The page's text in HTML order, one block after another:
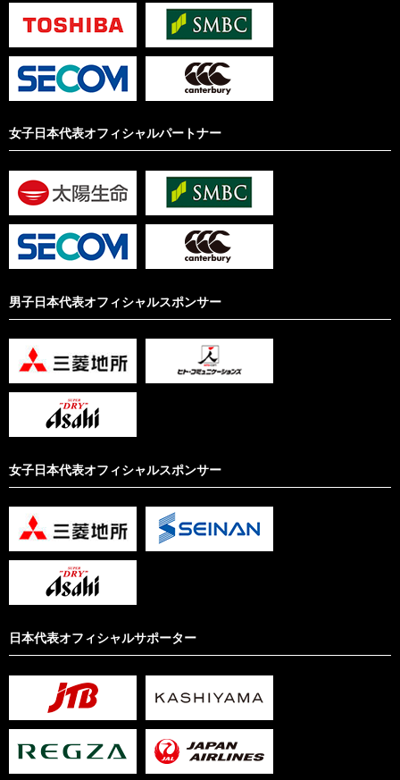
女子日本代表オフィシャルパートナー
男子日本代表オフィシャルスポンサー
女子日本代表オフィシャルスポンサー
日本代表オフィシャルサポーター